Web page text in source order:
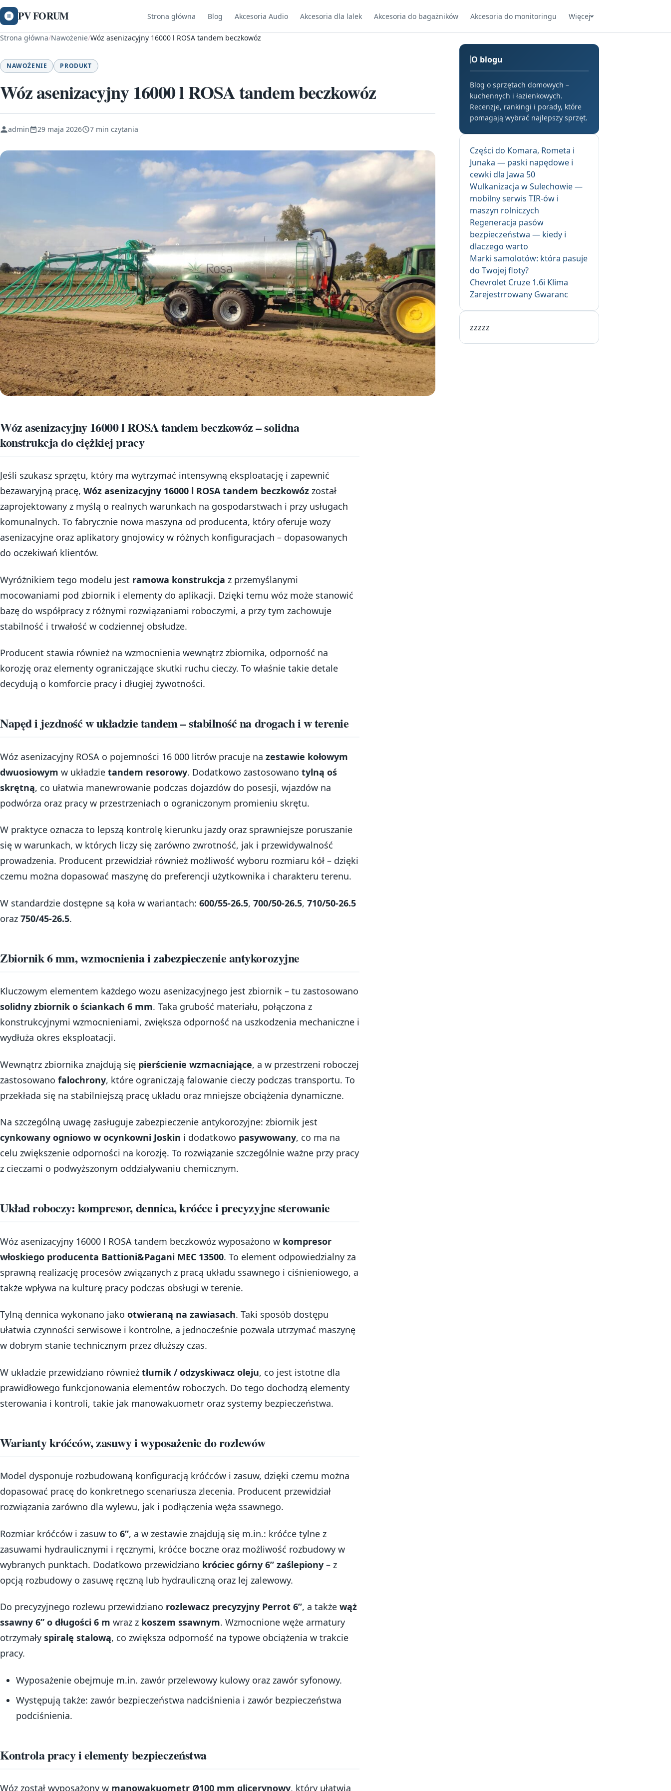
PV FORUM Strona główna Blog Akcesoria Audio Akcesoria dla lalek Akcesoria do bagażników Akcesoria do monitoringu Więcej
Strona główna/Nawożenie/Wóz asenizacyjny 16000 l ROSA tandem beczkowóz
NAWOŻENIE PRODUKT
Wóz asenizacyjny 16000 l ROSA tandem beczkowóz
admin 29 maja 2026 7 min czytania
Wóz asenizacyjny 16000 l ROSA tandem beczkowóz – solidna
konstrukcja do ciężkiej pracy
Jeśli szukasz sprzętu, który ma wytrzymać intensywną eksploatację i zapewnić
bezawaryjną pracę, Wóz asenizacyjny 16000 l ROSA tandem beczkowóz został
zaprojektowany z myślą o realnych warunkach na gospodarstwach i przy usługach
komunalnych. To fabrycznie nowa maszyna od producenta, który oferuje wozy
asenizacyjne oraz aplikatory gnojowicy w różnych konfiguracjach – dopasowanych
do oczekiwań klientów.
Wyróżnikiem tego modelu jest ramowa konstrukcja z przemyślanymi
mocowaniami pod zbiornik i elementy do aplikacji. Dzięki temu wóz może stanowić
bazę do współpracy z różnymi rozwiązaniami roboczymi, a przy tym zachowuje
stabilność i trwałość w codziennej obsłudze.
Producent stawia również na wzmocnienia wewnątrz zbiornika, odporność na
korozję oraz elementy ograniczające skutki ruchu cieczy. To właśnie takie detale
decydują o komforcie pracy i długiej żywotności.
Napęd i jezdność w układzie tandem – stabilność na drogach i w terenie
Wóz asenizacyjny ROSA o pojemności 16 000 litrów pracuje na zestawie kołowym
dwuosiowym w układzie tandem resorowy. Dodatkowo zastosowano tylną oś
skrętną, co ułatwia manewrowanie podczas dojazdów do posesji, wjazdów na
podwórza oraz pracy w przestrzeniach o ograniczonym promieniu skrętu.
W praktyce oznacza to lepszą kontrolę kierunku jazdy oraz sprawniejsze poruszanie
się w warunkach, w których liczy się zarówno zwrotność, jak i przewidywalność
prowadzenia. Producent przewidział również możliwość wyboru rozmiaru kół – dzięki
czemu można dopasować maszynę do preferencji użytkownika i charakteru terenu.
W standardzie dostępne są koła w wariantach: 600/55-26.5, 700/50-26.5, 710/50-26.5
oraz 750/45-26.5.
Zbiornik 6 mm, wzmocnienia i zabezpieczenie antykorozyjne
Kluczowym elementem każdego wozu asenizacyjnego jest zbiornik – tu zastosowano
solidny zbiornik o ściankach 6 mm. Taka grubość materiału, połączona z
konstrukcyjnymi wzmocnieniami, zwiększa odporność na uszkodzenia mechaniczne i
wydłuża okres eksploatacji.
Wewnątrz zbiornika znajdują się pierścienie wzmacniające, a w przestrzeni roboczej
zastosowano falochrony, które ograniczają falowanie cieczy podczas transportu. To
przekłada się na stabilniejszą pracę układu oraz mniejsze obciążenia dynamiczne.
Na szczególną uwagę zasługuje zabezpieczenie antykorozyjne: zbiornik jest
cynkowany ogniowo w ocynkowni Joskin i dodatkowo pasywowany, co ma na
celu zwiększenie odporności na korozję. To rozwiązanie szczególnie ważne przy pracy
z cieczami o podwyższonym oddziaływaniu chemicznym.
Układ roboczy: kompresor, dennica, króćce i precyzyjne sterowanie
Wóz asenizacyjny 16000 l ROSA tandem beczkowóz wyposażono w kompresor
włoskiego producenta Battioni&Pagani MEC 13500. To element odpowiedzialny za
sprawną realizację procesów związanych z pracą układu ssawnego i ciśnieniowego, a
także wpływa na kulturę pracy podczas obsługi w terenie.
Tylną dennica wykonano jako otwieraną na zawiasach. Taki sposób dostępu
ułatwia czynności serwisowe i kontrolne, a jednocześnie pozwala utrzymać maszynę
w dobrym stanie technicznym przez dłuższy czas.
W układzie przewidziano również tłumik / odzyskiwacz oleju, co jest istotne dla
prawidłowego funkcjonowania elementów roboczych. Do tego dochodzą elementy
sterowania i kontroli, takie jak manowakuometr oraz systemy bezpieczeństwa.
Warianty króćców, zasuwy i wyposażenie do rozlewów
Model dysponuje rozbudowaną konfiguracją króćców i zasuw, dzięki czemu można
dopasować pracę do konkretnego scenariusza zlecenia. Producent przewidział
rozwiązania zarówno dla wylewu, jak i podłączenia węża ssawnego.
Rozmiar króćców i zasuw to 6”, a w zestawie znajdują się m.in.: króćce tylne z
zasuwami hydraulicznymi i ręcznymi, króćce boczne oraz możliwość rozbudowy w
wybranych punktach. Dodatkowo przewidziano króciec górny 6” zaślepiony – z
opcją rozbudowy o zasuwę ręczną lub hydrauliczną oraz lej zalewowy.
Do precyzyjnego rozlewu przewidziano rozlewacz precyzyjny Perrot 6”, a także wąż
ssawny 6” o długości 6 m wraz z koszem ssawnym. Wzmocnione węże armatury
otrzymały spiralę stalową, co zwiększa odporność na typowe obciążenia w trakcie
pracy.
Wyposażenie obejmuje m.in. zawór przelewowy kulowy oraz zawór syfonowy.
Występują także: zawór bezpieczeństwa nadciśnienia i zawór bezpieczeństwa
podciśnienia.
Kontrola pracy i elementy bezpieczeństwa
Wóz został wyposażony w manowakuometr Ø100 mm glicerynowy, który ułatwia
O blogu
Blog o sprzętach domowych –
kuchennych i łazienkowych.
Recenzje, rankingi i porady, które
pomagają wybrać najlepszy sprzęt.
Części do Komara, Rometa i
Junaka — paski napędowe i
cewki dla Jawa 50
Wulkanizacja w Sulechowie —
mobilny serwis TIR-ów i
maszyn rolniczych
Regeneracja pasów
bezpieczeństwa — kiedy i
dlaczego warto
Marki samolotów: która pasuje
do Twojej floty?
Chevrolet Cruze 1.6i Klima
Zarejestrrowany Gwaranc
zzzzz